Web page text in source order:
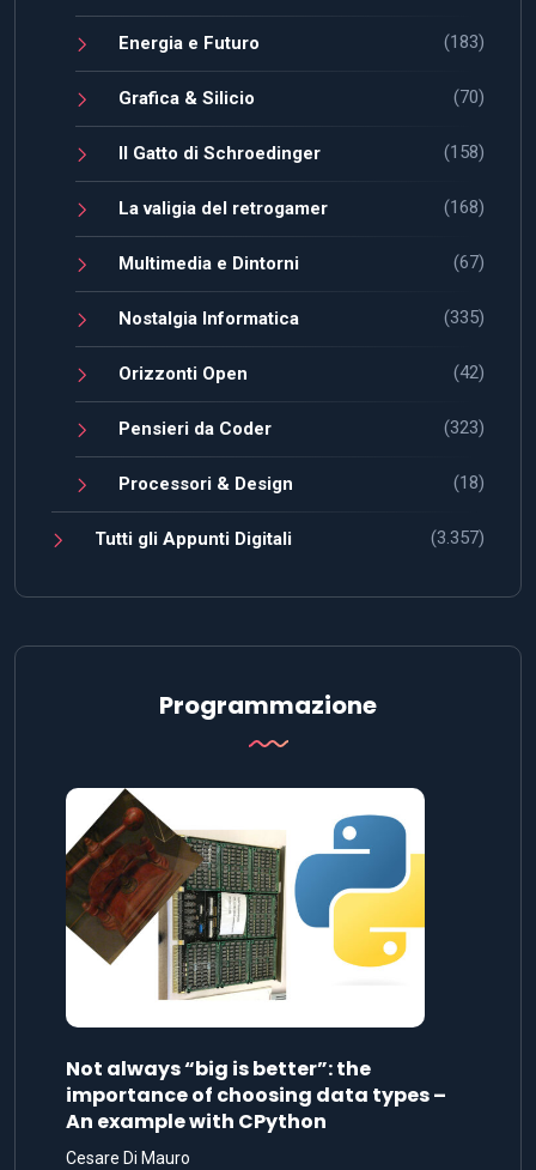
Energia e Futuro (183)
Grafica & Silicio (70)
Il Gatto di Schroedinger (158)
La valigia del retrogamer (168)
Multimedia e Dintorni (67)
Nostalgia Informatica (335)
Orizzonti Open (42)
Pensieri da Coder (323)
Processori & Design (18)
Tutti gli Appunti Digitali (3.357)
Programmazione
Not always “big is better”: the
importance of choosing data types –
An example with CPython
Cesare Di Mauro